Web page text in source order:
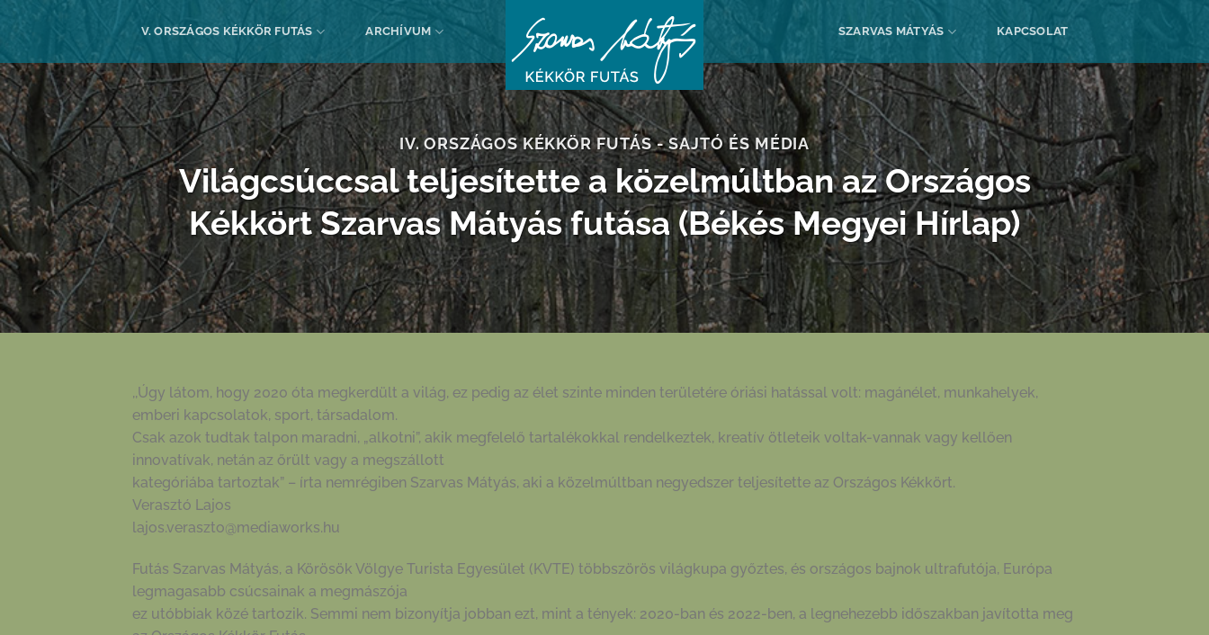
Skip
V. ORSZÁGOS KÉKKÖR FUTÁS ARCHÍVUM SZARVAS MÁTYÁS KAPCSOLAT
IV. ORSZÁGOS KÉKKÖR FUTÁS - SAJTÓ ÉS MÉDIA
Világcsúccsal teljesítette a közelmúltban az Országos
Kékkört Szarvas Mátyás futása (Békés Megyei Hírlap)
,,Úgy látom, hogy 2020 óta megkerdült a világ, ez pedig az élet szinte minden területére óriási hatással volt: magánélet, munkahelyek,
emberi kapcsolatok, sport, társadalom.
Csak azok tudtak talpon maradni, „alkotni”, akik megfelelő tartalékokkal rendelkeztek, kreatív ötleteik voltak-vannak vagy kellően
innovatívak, netán az őrült vagy a megszállott
kategóriába tartoztak” – írta nemrégiben Szarvas Mátyás, aki a közelmúltban negyedszer teljesítette az Országos Kékkört.
Verasztó Lajos
lajos.veraszto@mediaworks.hu
Futás Szarvas Mátyás, a Körösök Völgye Turista Egyesület (KVTE) többszörös világkupa győztes, és országos bajnok ultrafutója, Európa
legmagasabb csúcsainak a megmászója
ez utóbbiak közé tartozik. Semmi nem bizonyítja jobban ezt, mint a tények: 2020-ban és 2022-ben, a legnehezebb időszakban javította meg